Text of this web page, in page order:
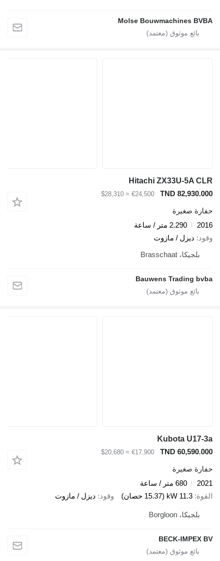
Molse Bouwmachines BVBA
Hitachi ZX33U-5A CLR
TND 82,930.000
€24,500
≈ $28,310
حفارة صغيرة
2016
2.290 متر / ساعة
وقود ديزل / مازوت
بلجيكا، Brasschaat
Bauwens Trading bvba
Kubota U17-3a
TND 60,590.000
€17,900
≈ $20,680
حفارة صغيرة
2021
680 متر / ساعة
القوة 11.3 kW (15.37 حصان) وقود ديزل / مازوت
بلجيكا، Borgloon
BECK-IMPEX BV